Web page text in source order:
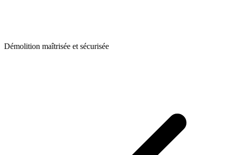
Démolition maîtrisée et sécurisée